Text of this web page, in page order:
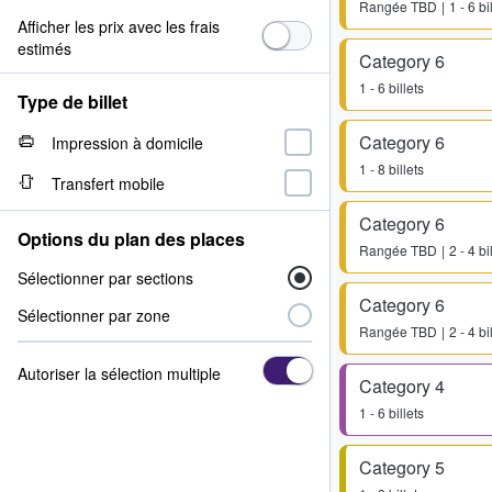
Rangée TBD 1 - 6
Category 6
1 - 6 billets
Category 6
1 - 8 billets
Category 6
Rangée TBD 2 - 4
Category 6
Rangée TBD 2 - 4
Category 4
1 - 6 billets
Category 5
Afficher les prix avec les frais
estimés
Type de billet
Impression à domicile
Transfert mobile
Options du plan des places
Sélectionner par sections
Sélectionner par zone
Autoriser la sélection multiple